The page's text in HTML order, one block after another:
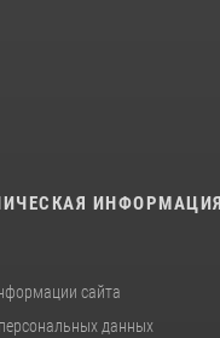
ИНФОРМАЦИЯ
сайта
данных